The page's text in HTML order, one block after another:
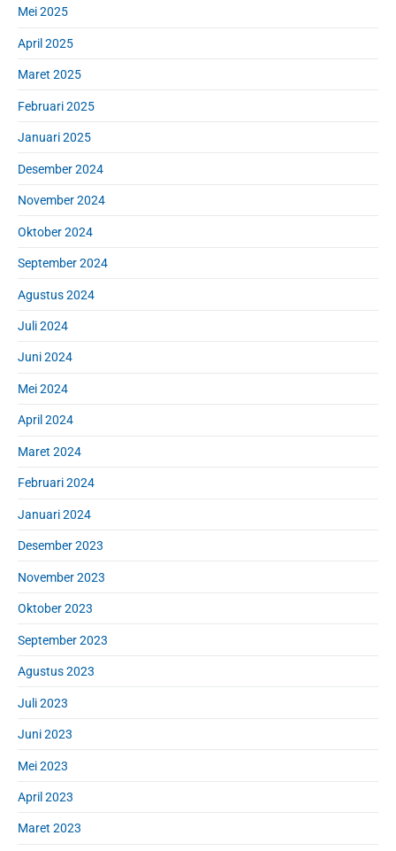
Mei 2025
April 2025
Maret 2025
Februari 2025
Januari 2025
Desember 2024
November 2024
Oktober 2024
September 2024
Agustus 2024
Juli 2024
Juni 2024
Mei 2024
April 2024
Maret 2024
Februari 2024
Januari 2024
Desember 2023
November 2023
Oktober 2023
September 2023
Agustus 2023
Juli 2023
Juni 2023
Mei 2023
April 2023
Maret 2023